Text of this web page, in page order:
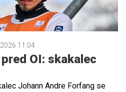
11.04
OI: skakalec
Johann Andre Forfang se